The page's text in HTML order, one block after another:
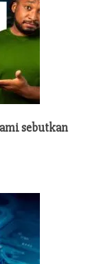
sebutkan